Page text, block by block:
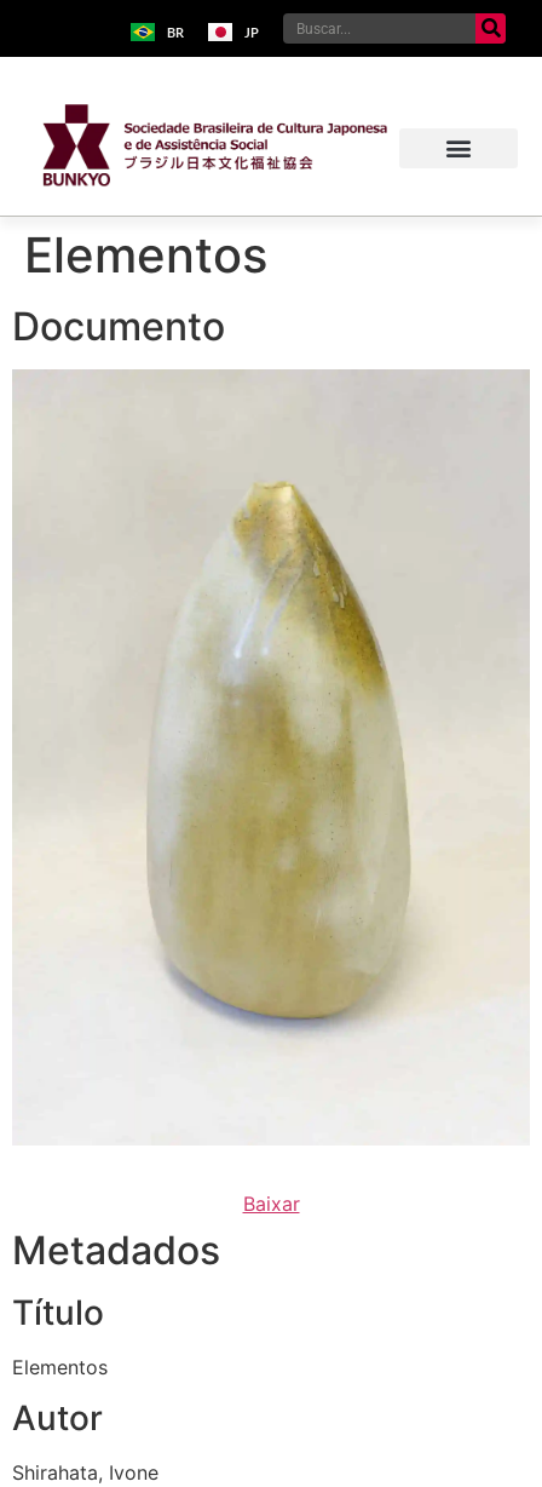
BR JP
Elementos
Documento
Baixar
Metadados
Título
Elementos
Autor
Shirahata, Ivone